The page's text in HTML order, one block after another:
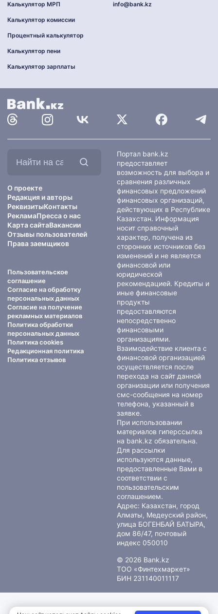
Калькулятор МРП
Калькулятор комиссии
Процентный калькулятор
Калькулятор пени
Калькулятор зарплаты
info@bank.kz
О проекте
Редакция и авторы
РеквизитыКонтакты
РекламаПресса о нас
Карта сайтаВакансии
Отзывы пользователей
Права заемщиков
Пользовательское
соглашение
Согласие на обработку
персональных данных
Согласие на получение
рекламных материалов
Политика обработки
персональных данных
Политика cookies
Редакционная политика
Политика отзывов
Портал bank.kz
предоставляет
возможность для выбора и
сравнения различных
финансовых предложений
финансовых организаций,
действующих в Республике
Казахстан. Информация
носит справочный
характер, получена из
сторонних источников без
изменений и не является
финансовой или
юридической
рекомендацией. Кредиты и
иные финансовые
продукты
предоставляются
непосредственно
финансовыми
организациями.
Взаимодействие клиента с
финансовой организацией
осуществляется после
перехода на сайт данной
организации или получения
смс-сообщения на номер
телефона, указанный в
заявке.
При использовании
материалов гиперссылка
на bank.kz обязательна.
Для рассылки
используются данные,
предоставленные Вами в
соответствии с
пользовательским
соглашением.
Адрес: Казахстан, город
Алматы, Медеуский район,
улица БОГЕНБАЙ БАТЫРА,
дом 86/47, почтовый
индекс 050010
© 2026 Bank.kz
ТОО «Финтехмаркет»
БИН 231140011117